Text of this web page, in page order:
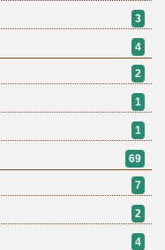
3
4
2
1
1
69
7
2
4